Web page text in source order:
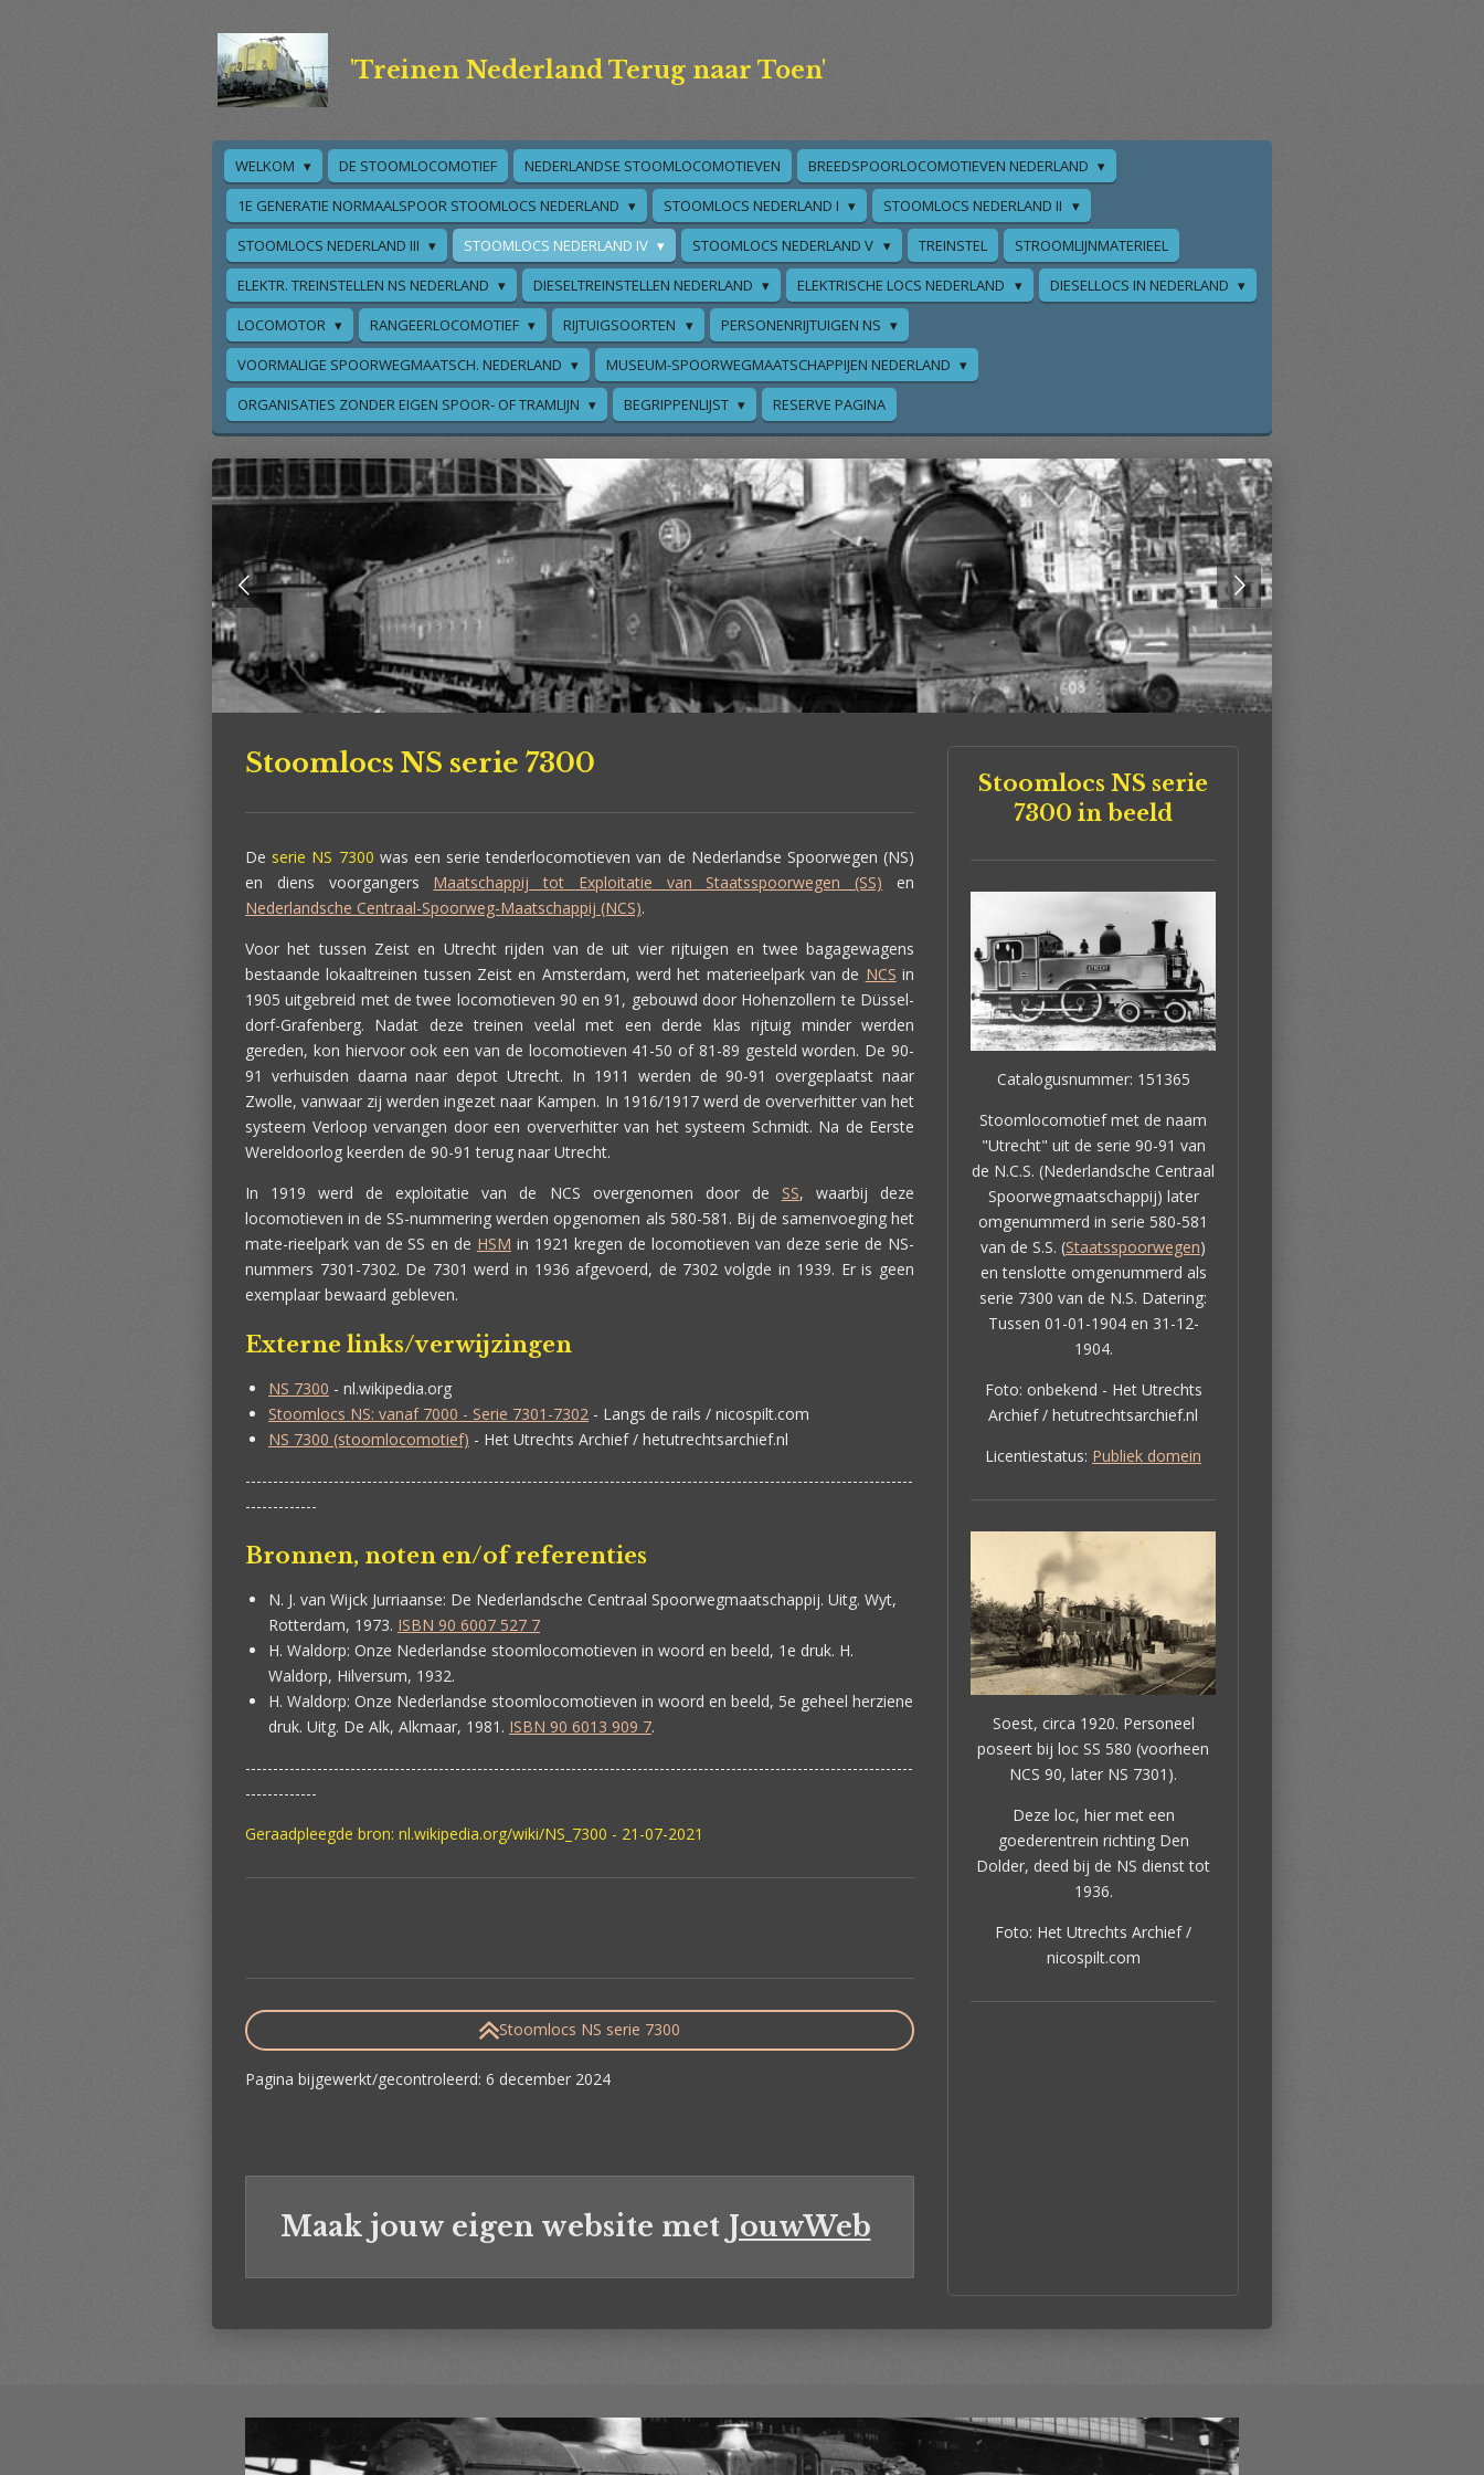
'Treinen Nederland Terug naar Toen'
WELKOM DE STOOMLOCOMOTIEF NEDERLANDSE STOOMLOCOMOTIEVEN
BREEDSPOORLOCOMOTIEVEN NEDERLAND
1E GENERATIE NORMAALSPOOR STOOMLOCS NEDERLAND
STOOMLOCS NEDERLAND I
STOOMLOCS NEDERLAND II
STOOMLOCS NEDERLAND III
STOOMLOCS NEDERLAND IV STOOMLOCS NEDERLAND V TREINSTEL
STROOMLIJNMATERIEEL
ELEKTR. TREINSTELLEN NS NEDERLAND
DIESELTREINSTELLEN NEDERLAND ELEKTRISCHE LOCS NEDERLAND
DIESELLOCS IN NEDERLAND
LOCOMOTOR
RANGEERLOCOMOTIEF RIJTUIGSOORTEN
PERSONENRIJTUIGEN NS
VOORMALIGE SPOORWEGMAATSCH. NEDERLAND
MUSEUM-SPOORWEGMAATSCHAPPIJEN NEDERLAND
ORGANISATIES ZONDER EIGEN SPOOR- OF TRAMLIJN
BEGRIPPENLIJST RESERVE PAGINA
Stoomlocs NS serie 7300
De serie NS 7300 was een serie tenderlocomotieven van de Nederlandse Spoorwegen (NS)
en diens voorgangers Maatschappij tot Exploitatie van Staatsspoorwegen (SS) en
Nederlandsche Centraal-Spoorweg-Maatschappij (NCS).
Voor het tussen Zeist en Utrecht rijden van de uit vier rijtuigen en twee bagagewagens
bestaande lokaaltreinen tussen Zeist en Amsterdam, werd het materieelpark van de NCS in
1905 uitgebreid met de twee locomotieven 90 en 91, gebouwd door Hohenzollern te Düssel-
dorf-Grafenberg. Nadat deze treinen veelal met een derde klas rijtuig minder werden
gereden, kon hiervoor ook een van de locomotieven 41-50 of 81-89 gesteld worden. De 90-
91 verhuisden daarna naar depot Utrecht. In 1911 werden de 90-91 overgeplaatst naar
Zwolle, vanwaar zij werden ingezet naar Kampen. In 1916/1917 werd de oververhitter van het
systeem Verloop vervangen door een oververhitter van het systeem Schmidt. Na de Eerste
Wereldoorlog keerden de 90-91 terug naar Utrecht.
In 1919 werd de exploitatie van de NCS overgenomen door de SS, waarbij deze
locomotieven in de SS-nummering werden opgenomen als 580-581. Bij de samenvoeging het
mate-rieelpark van de SS en de HSM in 1921 kregen de locomotieven van deze serie de NS-
nummers 7301-7302. De 7301 werd in 1936 afgevoerd, de 7302 volgde in 1939. Er is geen
exemplaar bewaard gebleven.
Externe links/verwijzingen
NS 7300 - nl.wikipedia.org
Stoomlocs NS: vanaf 7000 - Serie 7301-7302 - Langs de rails / nicospilt.com
NS 7300 (stoomlocomotief) - Het Utrechts Archief / hetutrechtsarchief.nl
-------------------------------------------------------------------------------------------------------------------------
-------------
Bronnen, noten en/of referenties
N. J. van Wijck Jurriaanse: De Nederlandsche Centraal Spoorwegmaatschappij. Uitg. Wyt,
Rotterdam, 1973. ISBN 90 6007 527 7
H. Waldorp: Onze Nederlandse stoomlocomotieven in woord en beeld, 1e druk. H.
Waldorp, Hilversum, 1932.
H. Waldorp: Onze Nederlandse stoomlocomotieven in woord en beeld, 5e geheel herziene
druk. Uitg. De Alk, Alkmaar, 1981. ISBN 90 6013 909 7.
-------------------------------------------------------------------------------------------------------------------------
-------------
Geraadpleegde bron: nl.wikipedia.org/wiki/NS_7300 - 21-07-2021
Stoomlocs NS serie 7300
Pagina bijgewerkt/gecontroleerd: 6 december 2024
Maak jouw eigen website met JouwWeb
Stoomlocs NS serie
7300 in beeld
Catalogusnummer: 151365
Stoomlocomotief met de naam
"Utrecht" uit de serie 90-91 van
de N.C.S. (Nederlandsche Centraal
Spoorwegmaatschappij) later
omgenummerd in serie 580-581
van de S.S. (Staatsspoorwegen)
en tenslotte omgenummerd als
serie 7300 van de N.S. Datering:
Tussen 01-01-1904 en 31-12-
1904.
Foto: onbekend - Het Utrechts
Archief / hetutrechtsarchief.nl
Licentiestatus: Publiek domein
Soest, circa 1920. Personeel
poseert bij loc SS 580 (voorheen
NCS 90, later NS 7301).
Deze loc, hier met een
goederentrein richting Den
Dolder, deed bij de NS dienst tot
1936.
Foto: Het Utrechts Archief /
nicospilt.com